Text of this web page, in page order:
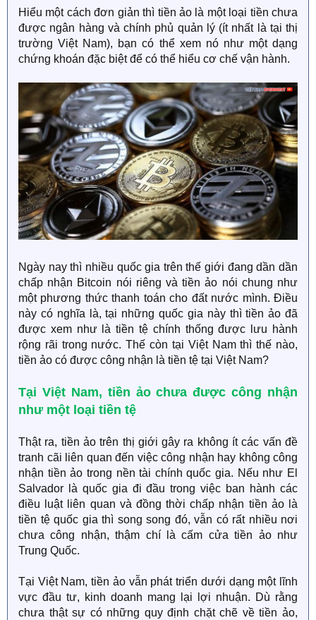
Hiểu một cách đơn giản thì tiền ảo là một loại tiền chưa
được ngân hàng và chính phủ quản lý (ít nhất là tại thị
trường Việt Nam), bạn có thể xem nó như một dạng
chứng khoán đặc biệt để có thể hiểu cơ chế vận hành.
Ngày nay thì nhiều quốc gia trên thế giới đang dần dần
chấp nhận Bitcoin nói riêng và tiền ảo nói chung như
một phương thức thanh toán cho đất nước mình. Điều
này có nghĩa là, tại những quốc gia này thì tiền ảo đã
được xem như là tiền tệ chính thống được lưu hành
rộng rãi trong nước. Thế còn tại Việt Nam thì thế nào,
tiền ảo có được công nhận là tiền tệ tại Việt Nam?
Tại Việt Nam, tiền ảo chưa được công nhận
như một loại tiền tệ
Thật ra, tiền ảo trên thị giới gây ra không ít các vấn đề
tranh cãi liên quan đến việc công nhận hay không công
nhận tiền ảo trong nền tài chính quốc gia. Nếu như El
Salvador là quốc gia đi đầu trong việc ban hành các
điều luật liên quan và đồng thời chấp nhận tiền ảo là
tiền tệ quốc gia thì song song đó, vẫn có rất nhiều nơi
chưa công nhận, thậm chí là cấm cửa tiền ảo như
Trung Quốc.
Tại Việt Nam, tiền ảo vẫn phát triển dưới dạng một lĩnh
vực đầu tư, kinh doanh mang lại lợi nhuận. Dù rằng
chưa thật sự có những quy định chặt chẽ về tiền ảo,